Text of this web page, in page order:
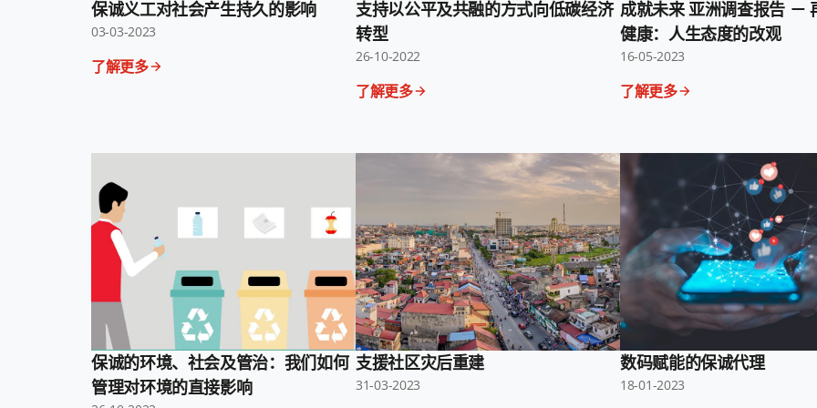
保诚义工对社会产生持久的影响
03-03-2023
了解更多
支持以公平及共融的方式向低碳经济
转型
26-10-2022
了解更多
成就未来 亚洲调查报告 －
健康：人生态度的改观
16-05-2023
了解更多
保诚的环境、社会及管治：我们如何
管理对环境的直接影响
支援社区灾后重建
31-03-2023
数码赋能的保诚代理
18-01-2023